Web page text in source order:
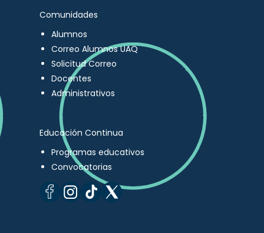
Comunidades
Alumnos
Correo Alumnos UAQ
Solicitud Correo
Docentes
Administrativos
Educación Continua
Programas educativos
Convocatorias